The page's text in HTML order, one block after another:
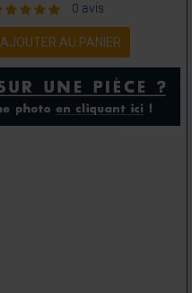
0 avis
AJOUTER AU PANIER